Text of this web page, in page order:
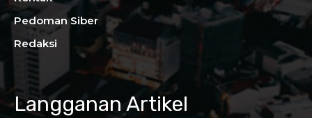
Langganan Artikel
Pedoman Siber
Redaksi